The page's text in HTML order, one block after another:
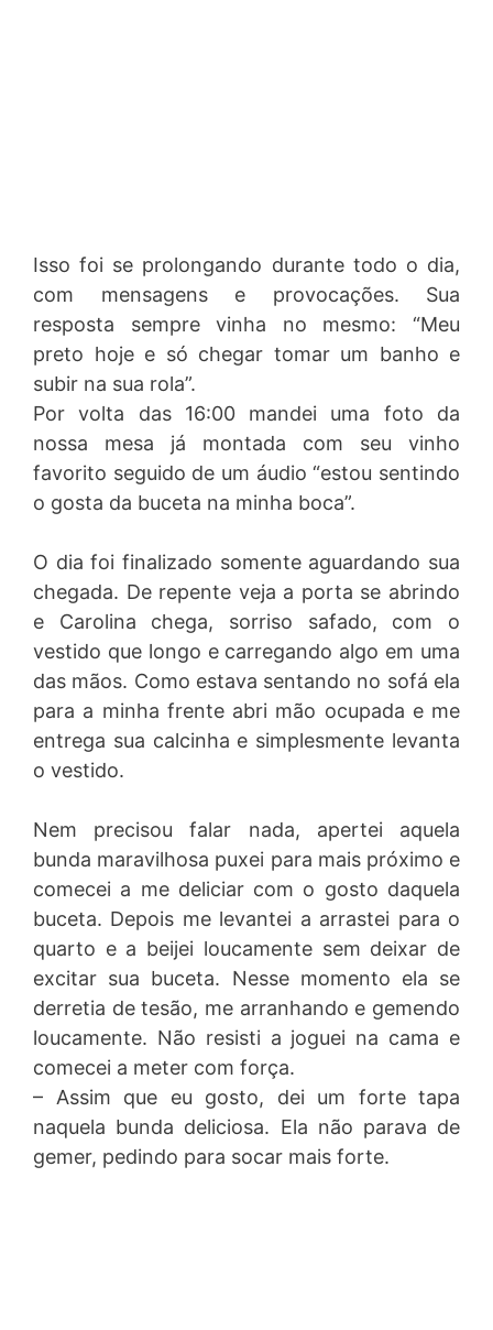
Isso foi se prolongando durante todo o dia,
com mensagens e provocações. Sua
resposta sempre vinha no mesmo: “Meu
preto hoje e só chegar tomar um banho e
subir na sua rola”.
Por volta das 16:00 mandei uma foto da
nossa mesa já montada com seu vinho
favorito seguido de um áudio “estou sentindo
o gosta da buceta na minha boca”.
O dia foi finalizado somente aguardando sua
chegada. De repente veja a porta se abrindo
e Carolina chega, sorriso safado, com o
vestido que longo e carregando algo em uma
das mãos. Como estava sentando no sofá ela
para a minha frente abri mão ocupada e me
entrega sua calcinha e simplesmente levanta
o vestido.
Nem precisou falar nada, apertei aquela
bunda maravilhosa puxei para mais próximo e
comecei a me deliciar com o gosto daquela
buceta. Depois me levantei a arrastei para o
quarto e a beijei loucamente sem deixar de
excitar sua buceta. Nesse momento ela se
derretia de tesão, me arranhando e gemendo
loucamente. Não resisti a joguei na cama e
comecei a meter com força.
– Assim que eu gosto, dei um forte tapa
naquela bunda deliciosa. Ela não parava de
gemer, pedindo para socar mais forte.